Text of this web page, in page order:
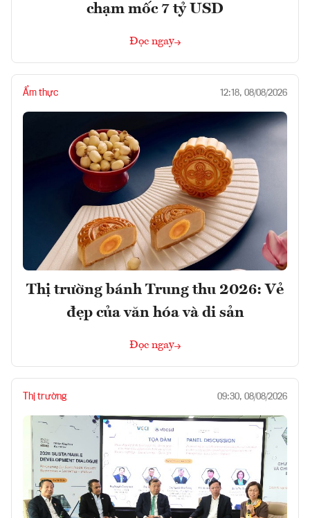
chạm mốc 7 tỷ USD
Đọc ngay
Ẩm thực 12:18, 08/08/2026
Thị trường bánh Trung thu 2026: Vẻ
đẹp của văn hóa và di sản
Đọc ngay
Thị trường 09:30, 08/08/2026